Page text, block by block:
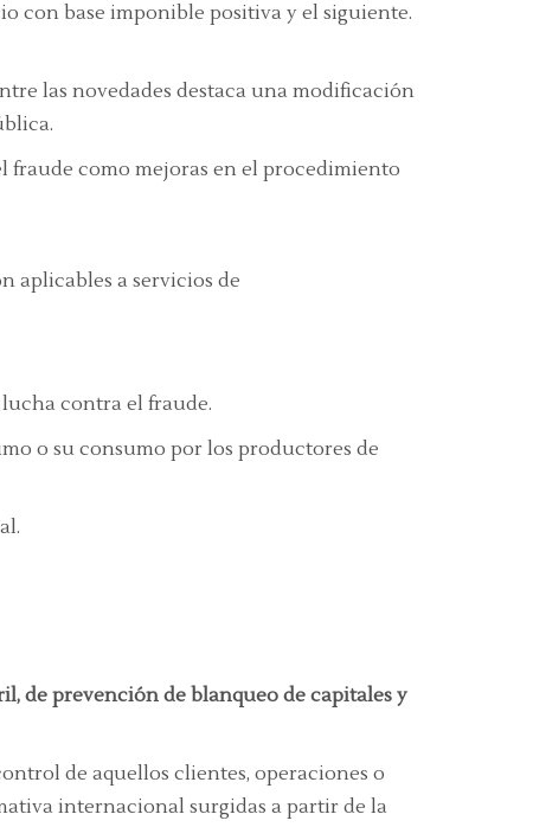
con base imponible positiva y el siguiente.
las novedades destaca una modificación
fraude como mejoras en el procedimiento
aplicables a servicios de
contra el fraude.
o su consumo por los productores de
de prevención de blanqueo de capitales y
de aquellos clientes, operaciones o
internacional surgidas a partir de la